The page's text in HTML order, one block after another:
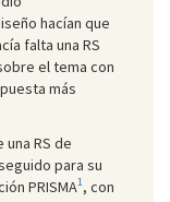
hacían que
falta una RS
el tema con
más
RS de
para su
PRISMA1, con